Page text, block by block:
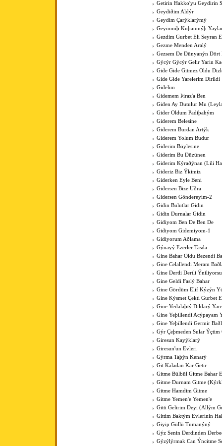
Getirin Hakko'yu Geydirin
Geydiðim Aldýr
Geydim Çarýklarýmý
Geyinmiþ Kuþanmýþ
Gezdim Gurbet Eli Seyran
Gezme Menden Aralý
Gezsem De Dünyanýn Dört
Gýcýr Gýcýr Gelir Yarin
Gide Gide Gitmez Oldu
Gide Gide Yarelerim Dirildi
Gidelim
Gidemem Þiraz'a Ben
Giden Ay Dutulur Mu
Gider Oldum Padiþahým
Giderem Belesine
Giderem Burdan Artýk
Giderem Yolum Budur
Giderim Böylesine
Giderim Bu Düzünen
Giderim Kýraðýnan (Lili
Gideriz Biz Ýkimiz
Giderken Eyle Beni
Gidersen Bize Uðra
Gidersen Göndereyim-2
Gidin Bulutlar Gidin
Gidin Durnalar Gidin
Gidiyom Ben De Ben De
Gidiyom Gidemiyom-1
Gidiyorum Aðlama
Gýnayý Ezerler Tasda
Gine Bahar Oldu Bezendi
Gine Celallendi Meram
Gine Dertli Dertli
Gine Geldi Faslý Bahar
Gine Gördüm Elif Kýzýn
Gine Kýsmet Çekti Gurbet
Gine Vedalaþtý Dildarý
Gine Yeþillendi Acýpayam
Gine Yeþillendi Germir
Gýr Çeþmeden Sular Ýçtim
Giresun Kayýklarý
Giresun'un Evleri
Gýrma Taþýn Kenarý
Git Kaladan Kar Getir
Gitme Bülbül Gitme Bahar
Gitme Durnam Gitme
Gitme Hamdim Gitme
Gitme Yemen'e Yemen'e
Gitti Gelirim Deyi (Allým
Gittim Baktým Evlerinin
Giyip Güllü Tumanýný
Gýz Senin Derdinden
Gýzýlýrmak Can Ýncitme